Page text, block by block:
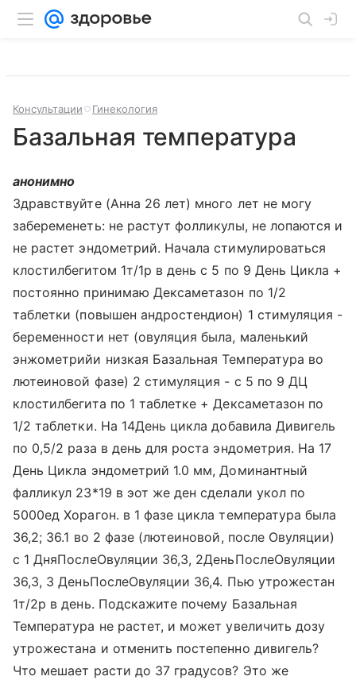
Консультации Гинекология
Базальная температура
анонимно
Здравствуйте (Анна 26 лет) много лет не могу
забеременеть: не растут фолликулы, не лопаются и
не растет эндометрий. Начала стимулироваться
клостилбегитом 1т/1р в день с 5 по 9 День Цикла +
постоянно принимаю Дексаметазон по 1/2
таблетки (повышен андростендион) 1 стимуляция -
беременности нет (овуляция была, маленький
энжометрийи низкая Базальная Температура во
лютеиновой фазе) 2 стимуляция - с 5 по 9 ДЦ
клостилбегита по 1 таблетке + Дексаметазон по
1/2 таблетки. На 14День цикла добавила Дивигель
по 0,5/2 раза в день для роста эндометрия. На 17
День Цикла эндометрий 1.0 мм, Доминантный
фалликул 23*19 в эот же ден сделали укол по
5000ед Хорагон. в 1 фазе цикла температура была
36,2; 36.1 во 2 фазе (лютеиновой, после Овуляции)
с 1 ДняПослеОвуляции 36,3, 2ДеньПослеОвуляции
36,3, 3 ДеньПослеОвуляции 36,4. Пью утрожестан
1т/2р в день. Подскажите почему Базальная
Температура не растет, и может увеличить дозу
утрожестана и отменить постепенно дивигель?
Что мешает расти до 37 градусов? Это же